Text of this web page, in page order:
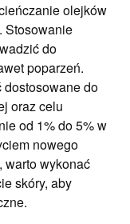
olejków
Stosowanie
do
poparzeń.
do
oraz celu
od 1% do 5% w
nowego
warto wykonać
skóry, aby